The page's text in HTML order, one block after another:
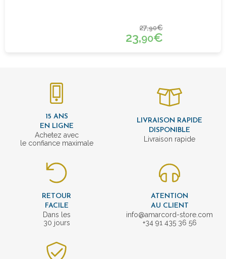
27,90€
23,90€
15 ANS
EN LIGNE
Achetez avec
le confiance maximale
LIVRAISON RAPIDE
DISPONIBLE
Livraison rapide
RETOUR
FACILE
Dans les
30 jours
ATENTION
AU CLIENT
info@amarcord-store.com
+34 91 435 36 56